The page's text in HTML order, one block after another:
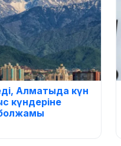
Алматыда күн
күндеріне